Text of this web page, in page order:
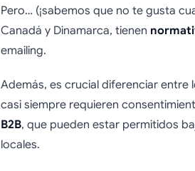
Pero… (¡sabemos que no te gusta
Canadá y Dinamarca, tienen
emailing.
Además, es crucial diferenciar
casi siempre requieren
B2B, que pueden estar permitidos
locales.